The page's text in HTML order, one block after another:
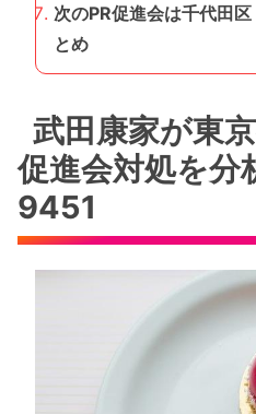
次のPR促進会は千代田
とめ
武田康家が東
促進会対処を分
9451